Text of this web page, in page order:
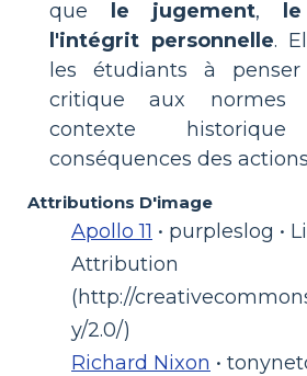
que
le jugement,
l'intégrit personnelle.
les étudiants à
critique aux normes
contexte
conséquences des
Attributions D'image
Apollo 11 • purpleslog •
Attribution
(http://
y/2.0/)
Richard Nixon •